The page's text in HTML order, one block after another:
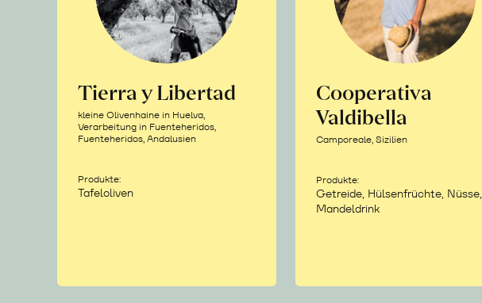
Tierra y Libertad
kleine Olivenhaine in Huelva,
Verarbeitung in Fuenteheridos,
Fuenteheridos, Andalusien
Produkte:
Tafeloliven
Cooperativa
Valdibella
Camporeale, Sizilien
Produkte:
Getreide, Hülsenfrüchte, Nüsse,
Mandeldrink